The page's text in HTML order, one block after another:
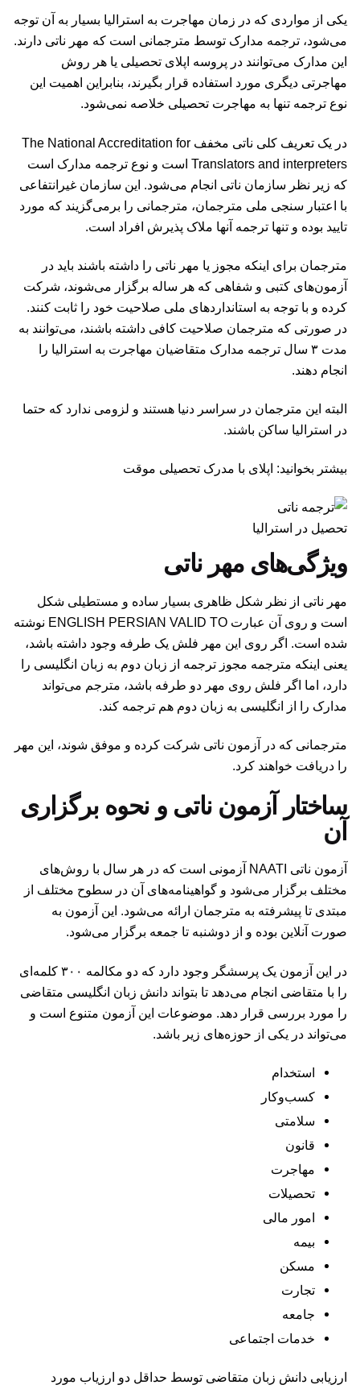
یکی از مواردی که در زمان مهاجرت به استرالیا بسیار به آن توجه
می‌شود، ترجمه مدارک توسط مترجمانی است که مهر ناتی دارند.
این مدارک می‌توانند در پروسه اپلای تحصیلی یا هر روش
مهاجرتی دیگری مورد استفاده قرار بگیرند، بنابراین اهمیت این
نوع ترجمه تنها به مهاجرت تحصیلی خلاصه نمی‌شود.
در یک تعریف کلی ناتی مخفف The National Accreditation for
Translators and interpreters است و نوع ترجمه مدارک است
که زیر نظر سازمان ناتی انجام می‌شود. این سازمان غیرانتفاعی
با اعتبار سنجی ملی مترجمان، مترجمانی را برمی‌گزیند که مورد
تایید بوده و تنها ترجمه آنها ملاک پذیرش افراد است.
مترجمان برای اینکه مجوز یا مهر ناتی را داشته باشند باید در
آزمون‌های کتبی و شفاهی که هر ساله برگزار می‌شوند، شرکت
کرده و با توجه به استانداردهای ملی صلاحیت خود را ثابت کنند.
در صورتی که مترجمان صلاحیت کافی داشته باشند، می‌توانند به
مدت ۳ سال ترجمه مدارک متقاضیان مهاجرت به استرالیا را
انجام دهند.
البته این مترجمان در سراسر دنیا هستند و لزومی ندارد که حتما
در استرالیا ساکن باشند.
بیشتر بخوانید: اپلای با مدرک تحصیلی موقت
تحصیل در استرالیا
ویژگی‌های مهر ناتی
مهر ناتی از نظر شکل ظاهری بسیار ساده و مستطیلی شکل
است و روی آن عبارت ENGLISH PERSIAN VALID TO نوشته
شده است. اگر روی این مهر فلش یک طرفه وجود داشته باشد،
یعنی اینکه مترجمه مجوز ترجمه از زبان دوم به زبان انگلیسی را
دارد، اما اگر فلش روی مهر دو طرفه باشد، مترجم می‌تواند
مدارک را از انگلیسی به زبان دوم هم ترجمه کند.
مترجمانی که در آزمون ناتی شرکت کرده و موفق شوند، این مهر
را دریافت خواهند کرد.
ساختار آزمون ناتی و نحوه برگزاری
آن
آزمون ناتی NAATI آزمونی است که در هر سال با روش‌های
مختلف برگزار می‌شود و گواهینامه‌های آن در سطوح مختلف از
مبتدی تا پیشرفته به مترجمان ارائه می‌شود. این آزمون به
صورت آنلاین بوده و از دوشنبه تا جمعه برگزار می‌شود.
در این آزمون یک پرسشگر وجود دارد که دو مکالمه ۳۰۰ کلمه‌ای
را با متقاضی انجام می‌دهد تا بتواند دانش زبان انگلیسی متقاضی
را مورد بررسی قرار دهد. موضوعات این آزمون متنوع است و
می‌تواند در یکی از حوزه‌های زیر باشد.
استخدام
کسب‌وکار
سلامتی
قانون
مهاجرت
تحصیلات
امور مالی
بیمه
مسکن
تجارت
جامعه
خدمات اجتماعی
ارزیابی دانش زبان متقاضی توسط حداقل دو ارزیاب مورد